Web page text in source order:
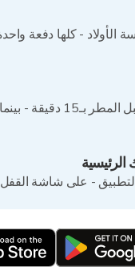
الأولاد - كلها دفعة
بإمكانك تغيير خططك.
- على شاشة القفل